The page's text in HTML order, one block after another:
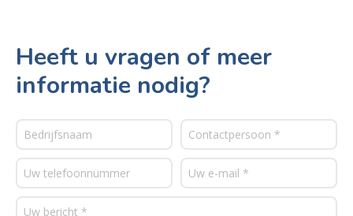
Heeft u vragen of meer
informatie nodig?